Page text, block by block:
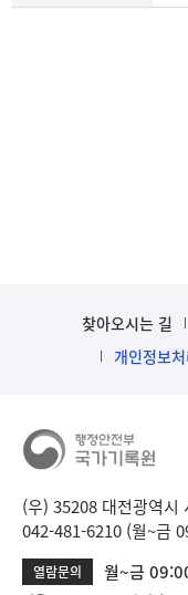
찾아오시는 길
개인정보
(우) 35208 대전광역시
042-481-6210 (월~금
열람문의 월~금